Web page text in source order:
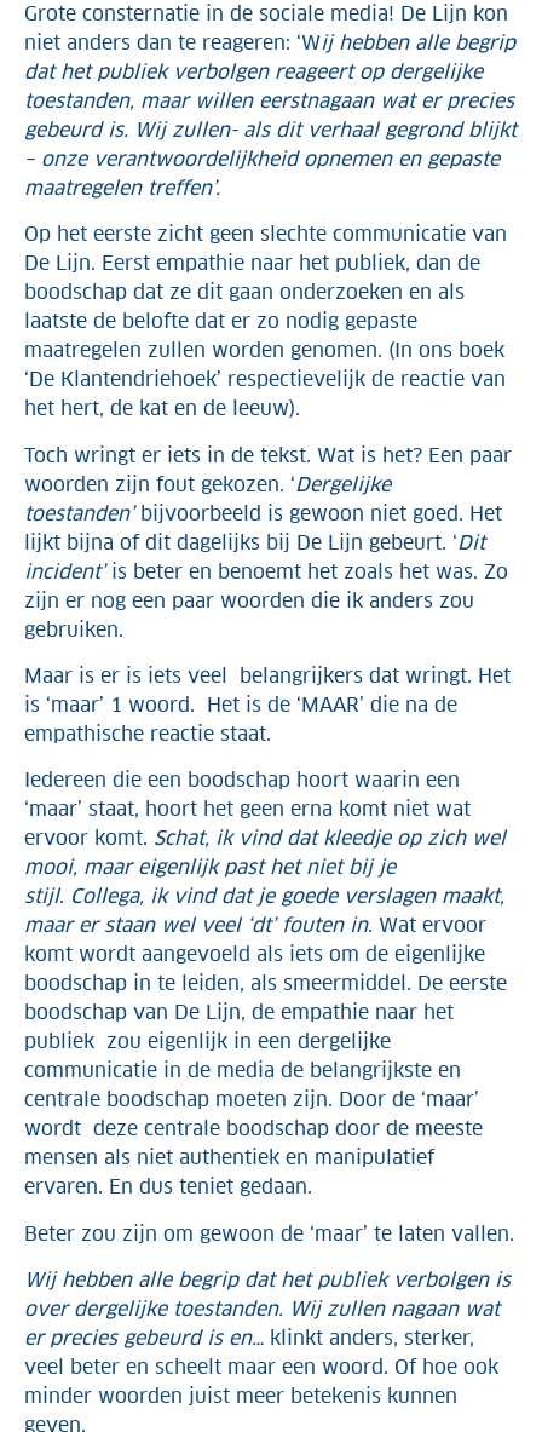
Grote consternatie in de sociale media! De Lijn kon
niet anders dan te reageren: ‘Wij hebben alle begrip
dat het publiek verbolgen reageert op dergelijke
toestanden, maar willen eerstnagaan wat er precies
gebeurd is. Wij zullen- als dit verhaal gegrond blijkt
– onze verantwoordelijkheid opnemen en gepaste
maatregelen treffen’.
Op het eerste zicht geen slechte communicatie van
De Lijn. Eerst empathie naar het publiek, dan de
boodschap dat ze dit gaan onderzoeken en als
laatste de belofte dat er zo nodig gepaste
maatregelen zullen worden genomen. (In ons boek
‘De Klantendriehoek’ respectievelijk de reactie van
het hert, de kat en de leeuw).
Toch wringt er iets in de tekst. Wat is het? Een paar
woorden zijn fout gekozen. ‘Dergelijke
toestanden’bijvoorbeeld is gewoon niet goed. Het
lijkt bijna of dit dagelijks bij De Lijn gebeurt. ‘Dit
incident’is beter en benoemt het zoals het was. Zo
zijn er nog een paar woorden die ik anders zou
gebruiken.
Maar is er is iets veel belangrijkers dat wringt. Het
is ‘maar’ 1 woord. Het is de ‘MAAR’ die na de
empathische reactie staat.
Iedereen die een boodschap hoort waarin een
‘maar’ staat, hoort het geen erna komt niet wat
ervoor komt. Schat, ik vind dat kleedje op zich wel
mooi, maar eigenlijk past het niet bij je
stijl. Collega, ik vind dat je goede verslagen maakt,
maar er staan wel veel ‘dt’ fouten in. Wat ervoor
komt wordt aangevoeld als iets om de eigenlijke
boodschap in te leiden, als smeermiddel. De eerste
boodschap van De Lijn, de empathie naar het
publiek zou eigenlijk in een dergelijke
communicatie in de media de belangrijkste en
centrale boodschap moeten zijn. Door de ‘maar’
wordt deze centrale boodschap door de meeste
mensen als niet authentiek en manipulatief
ervaren. En dus teniet gedaan.
Beter zou zijn om gewoon de ‘maar’ te laten vallen.
Wij hebben alle begrip dat het publiek verbolgen is
over dergelijke toestanden. Wij zullen nagaan wat
er precies gebeurd is en… klinkt anders, sterker,
veel beter en scheelt maar een woord. Of hoe ook
minder woorden juist meer betekenis kunnen
geven.